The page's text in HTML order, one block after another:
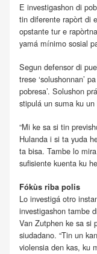
E investigashon di
tin diferente rapòrt di
opstante tur e
yamá mínimo sosial
Segun defensor di
trese ‘solushonnan’
pobresa’. Solushon
stipulá un suma ku
“Mi ke sa si tin
Hulanda i si ta yuda
ta bisa. Tambe lo
sufisiente kuenta ku
Fókùs riba polis
Lo investigá otro
investigashon tambe
Van Zutphen ke sa si
siudadano. “Tin un
violensia den kas, ku